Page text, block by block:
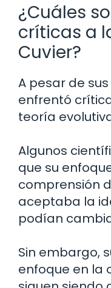
¿Cuáles
críticas a
Cuvier?
A pesar de
enfrentó
teoría
Algunos
que su
comprensión
aceptaba la
podían
Sin embargo,
enfoque en la